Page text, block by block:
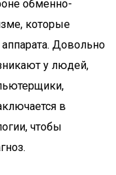
обменно-
которые
Довольно
у людей,
в
чтобы